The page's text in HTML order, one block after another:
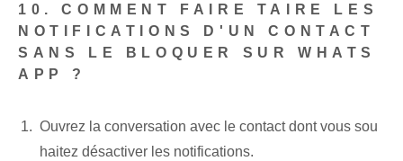
10. COMMENT FAIRE TAIRE LES
NOTIFICATIONS D'UN CONTACT
SANS LE BLOQUER SUR WHATS
APP ?
Ouvrez la conversation avec le contact dont vous sou
haitez désactiver les notifications.